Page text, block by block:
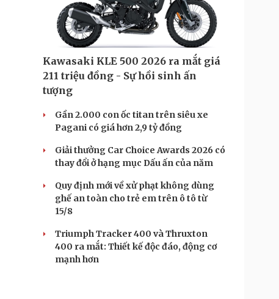
Kawasaki KLE 500 2026 ra mắt giá
211 triệu đồng - Sự hồi sinh ấn
tượng
Gần 2.000 con ốc titan trên siêu xe
Pagani có giá hơn 2,9 tỷ đồng
Giải thưởng Car Choice Awards 2026 có
thay đổi ở hạng mục Dấu ấn của năm
Quy định mới về xử phạt không dùng
ghế an toàn cho trẻ em trên ô tô từ
15/8
Triumph Tracker 400 và Thruxton
400 ra mắt: Thiết kế độc đáo, động cơ
mạnh hơn